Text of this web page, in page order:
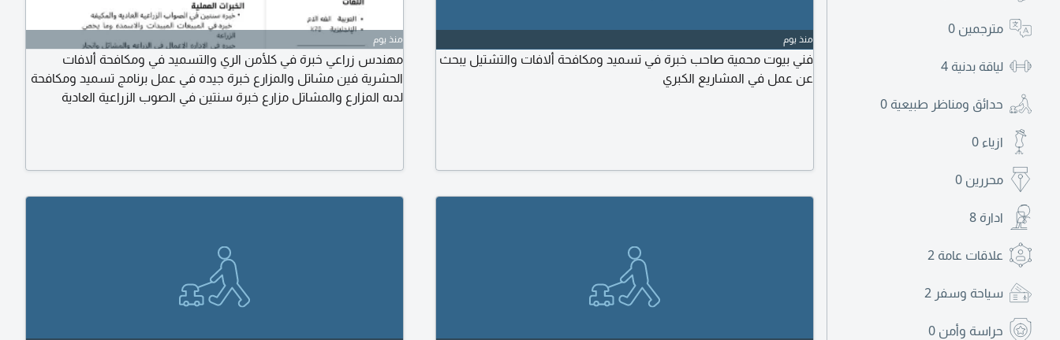
مترجمين 0
لياقة بدنية 4
حدائق ومناظر طبيعية 0
ازياء 0
محررين 0
ادارة 8
علاقات عامة 2
سياحة وسفر 2
حراسة وأمن 0
منذ يوم
فني بيوت محمية صاحب خبرة في تسميد ومكافحة ألافات والتشتيل يبحث
عن عمل في المشاريع الكبري
منذ يوم
مهندس زراعي خبرة في كلأمن الري والتسميد في ومكافحة ألافات
الحشرية فين مشاتل والمزارع خبرة جيده في عمل برنامج تسميد ومكافحة
لدىه المزارع والمشاتل مزارع خبرة سنتين في الصوب الزراعية العادية